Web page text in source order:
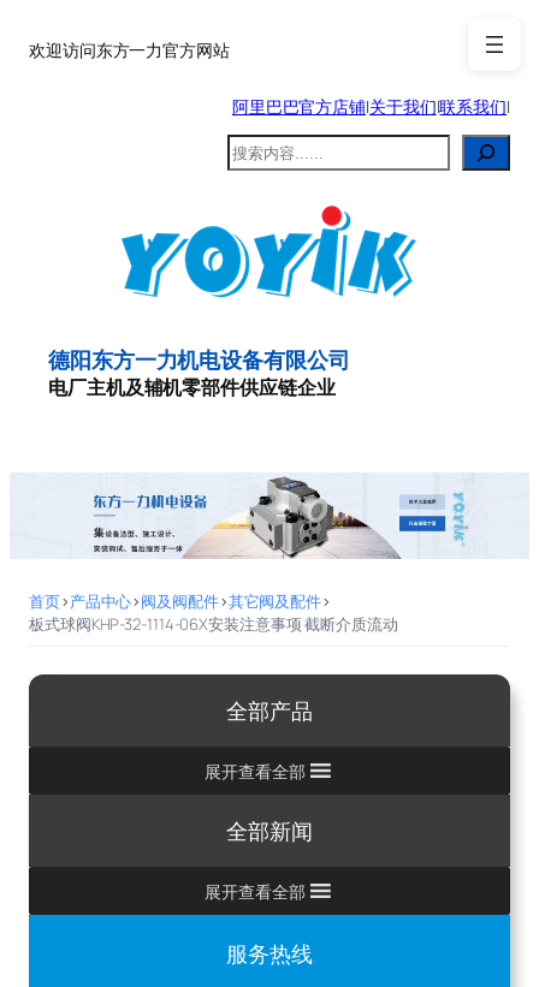
至欢迎访问东方一力官方网站
阿里巴巴官方店铺|关于我们|联系我们|
搜
索
德阳东方一力机电设备有限公司
电厂主机及辅机零部件供应链企业
首页>产品中心>阀及阀配件>其它阀及配件>
板式球阀KHP-32-1114-06X安装注意事项 截断介质流动
全部产品
展开查看全部
全部新闻
展开查看全部
服务热线